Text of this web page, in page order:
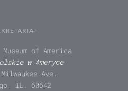
of America
w Ameryce
Ave.
IL. 60642